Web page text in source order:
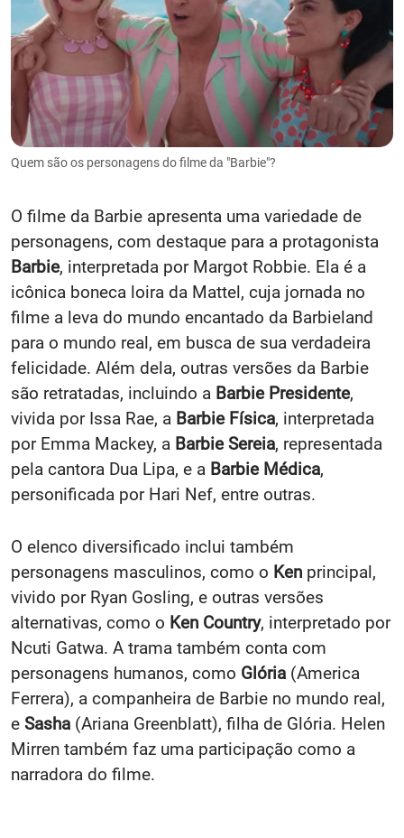
Quem são os personagens do filme da "Barbie"?
O filme da Barbie apresenta uma variedade de
personagens, com destaque para a protagonista
Barbie, interpretada por Margot Robbie. Ela é a
icônica boneca loira da Mattel, cuja jornada no
filme a leva do mundo encantado da Barbieland
para o mundo real, em busca de sua verdadeira
felicidade. Além dela, outras versões da Barbie
são retratadas, incluindo a Barbie Presidente,
vivida por Issa Rae, a Barbie Física, interpretada
por Emma Mackey, a Barbie Sereia, representada
pela cantora Dua Lipa, e a Barbie Médica,
personificada por Hari Nef, entre outras.
O elenco diversificado inclui também
personagens masculinos, como o Ken principal,
vivido por Ryan Gosling, e outras versões
alternativas, como o Ken Country, interpretado por
Ncuti Gatwa. A trama também conta com
personagens humanos, como Glória (America
Ferrera), a companheira de Barbie no mundo real,
e Sasha (Ariana Greenblatt), filha de Glória. Helen
Mirren também faz uma participação como a
narradora do filme.